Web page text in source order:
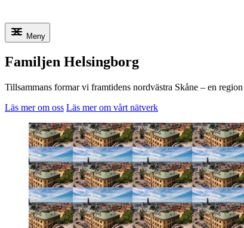
Meny
Familjen Helsingborg
Tillsammans formar vi framtidens nordvästra Skåne – en
Läs mer om oss Läs mer om vårt nätverk